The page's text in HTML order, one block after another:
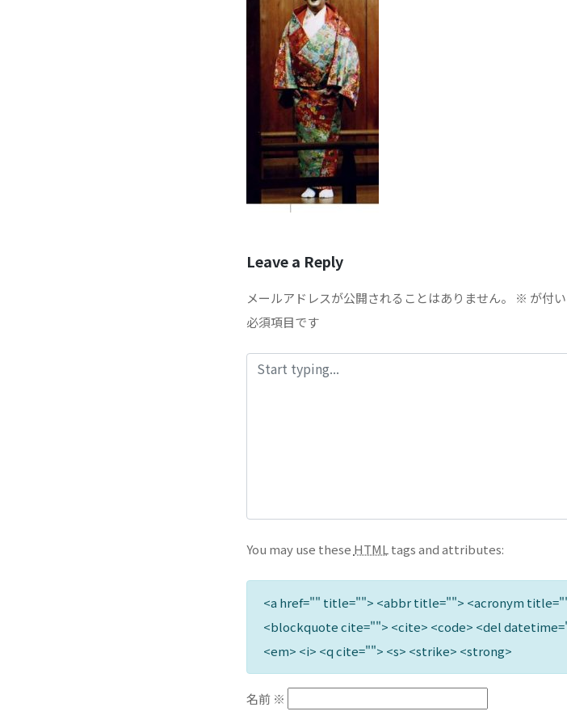
Leave a Reply
メールアドレスが公開されることはありません。 ※ が付
必須項目です
You may use these HTML tags and attributes:
<a href="" title=""> <abbr title=""> <acronym
<blockquote cite=""> <cite> <code> <del
<em> <i> <q cite=""> <s> <strike> <strong>
名前 ※